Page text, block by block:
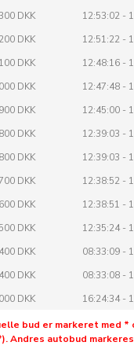
DKK
12:53:02 -
DKK
12:51:22 -
DKK
12:48:16 -
DKK
12:47:48 -
DKK
12:45:00 -
DKK
12:39:03 -
DKK
12:39:03 -
DKK
12:38:52 -
DKK
12:38:51 -
DKK
12:35:24 -
DKK
08:33:09 -
DKK
08:33:08 -
DKK
16:24:34 -
DKK
16:24:33 -
DKK
16:01:24 -
bud er markeret med *
Andres autobud